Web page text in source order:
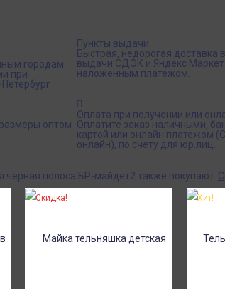
городам
при
Пункты выдачи
Быстрая, недорогая доставка
выдачи СДЭК и Яндекс Маркет
наложенным платежом.
оптом
Оплата при получении или
Оплатите заказ наличными,
картой или онлайн платежом
онлайн), по счету для юр.лиц.
черная полоса БР-майдет2 также покупают
Скидка! Хит!